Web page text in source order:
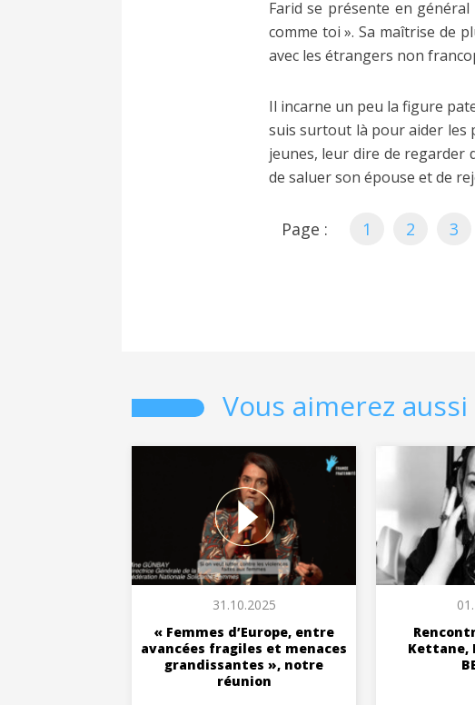
Farid se présente en
comme toi ». Sa maîtrise de
avec les étrangers non
Il incarne un peu la figure
suis surtout là pour aider les
jeunes, leur dire de regarder
de saluer son épouse et de
Page : 1 2 3
Vous aimerez aussi
31.10.2025
« Femmes d’Europe, entre
avancées fragiles et menaces
grandissantes », notre
réunion
Kettane,